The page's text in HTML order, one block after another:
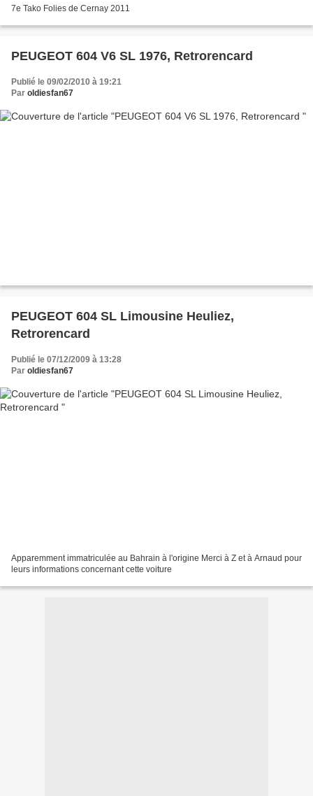
7e Tako Folies de Cernay 2011
PEUGEOT 604 V6 SL 1976, Retrorencard
Publié le 09/02/2010 à 19:21
Par oldiesfan67
PEUGEOT 604 SL Limousine Heuliez,
Retrorencard
Publié le 07/12/2009 à 13:28
Par oldiesfan67
Apparemment immatriculée au Bahrain à l'origine Merci à Z et à Arnaud pour
leurs informations concernant cette voiture